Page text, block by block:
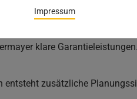
Impressum
klare
zusätzliche